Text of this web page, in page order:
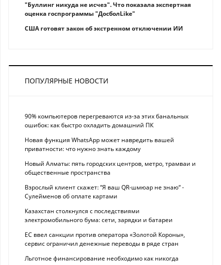
"Буллинг никуда не исчез". Что показала экспертная
оценка госпрограммы "ДосболLike"
США готовят закон об экстренном отключении ИИ
ПОПУЛЯРНЫЕ НОВОСТИ
90% компьютеров перегреваются из-за этих банальных
ошибок: как быстро охладить домашний ПК
Новая функция WhatsApp может навредить вашей
приватности: что нужно знать каждому
Новый Алматы: пять городских центров, метро, трамваи и
общественные пространства
Взрослый клиент скажет: “Я ваш QR-шмюар не знаю“ -
Сулейменов об оплате картами
Казахстан столкнулся с последствиями
электромобильного бума: сети, зарядки и батареи
ЕС ввел санкции против оператора «Золотой Короны»,
сервис ограничил денежные переводы в ряде стран
Льготное финансирование необходимо как никогда